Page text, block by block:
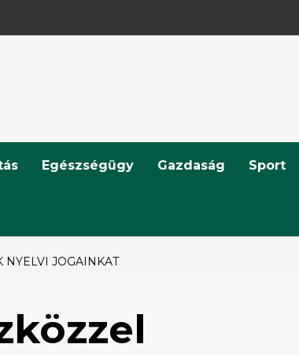
Egészségügy Gazdaság Sport
JOGAINKAT